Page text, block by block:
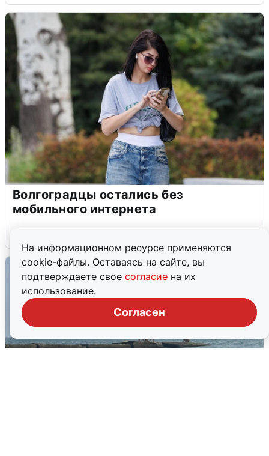
На информационном ресурсе применяются
cookie-файлы. Оставаясь на сайте, вы
подтверждаете свое согласие на их
использование.
Согласен
Волгоградцы остались без
мобильного интернета